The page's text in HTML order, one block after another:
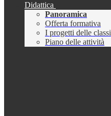
Didattica
Panoramica
Offerta formativa
I progetti delle classi
Piano delle attività